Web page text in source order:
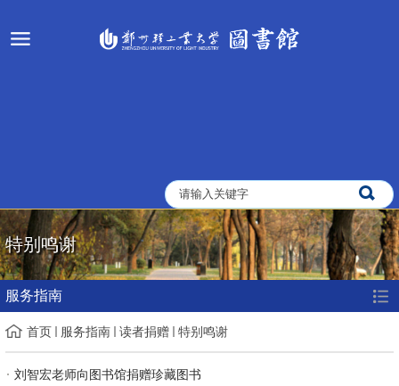
特别鸣谢
服务指南
首页 服务指南 读者捐赠 特别鸣谢
刘智宏老师向图书馆捐赠珍藏图书